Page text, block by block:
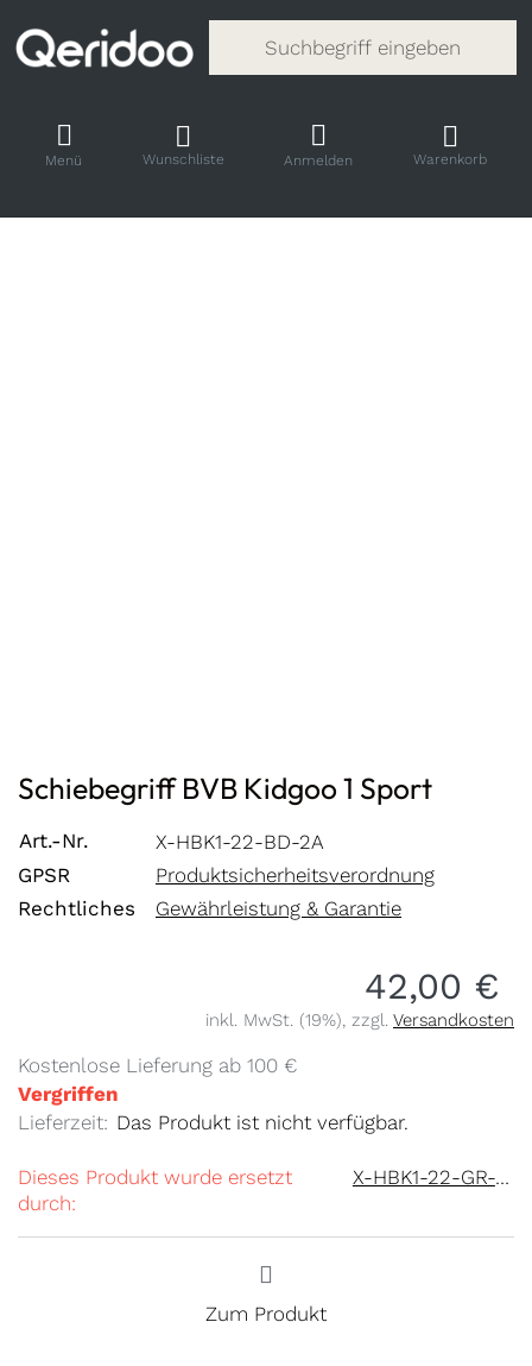
Menü Wunschliste Anmelden Warenkorb
Schiebegriff BVB Kidgoo 1 Sport
Art.-Nr.
X-HBK1-22-BD-2A
GPSR
Produktsicherheitsverordnung
Rechtliches
Gewährleistung & Garantie
42,00 €
inkl. MwSt. (19%), zzgl. Versandkosten
Kostenlose Lieferung ab 100 €
Vergriffen
Lieferzeit: Das Produkt ist nicht verfügbar.
Dieses Produkt wurde ersetzt
durch:
X-HBK1-22-GR-2B
Zum Produkt